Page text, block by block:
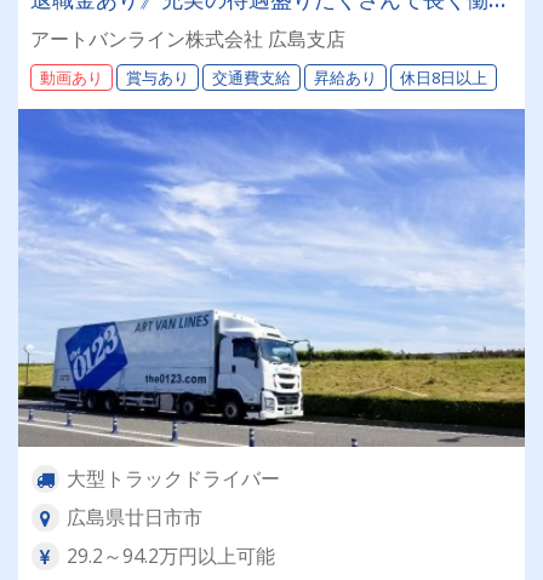
ます！《大型ドライバー》★未経験ＯＫ★仕事と
プライベートの両立が叶う環境です♪【紹介者制
度あり！】
アートバンライン株式会社 広島支店
動画あり 賞与あり 交通費支給 昇給あり 休日8日以上
大型トラックドライバー
広島県廿日市市
29.2～94.2万円以上可能